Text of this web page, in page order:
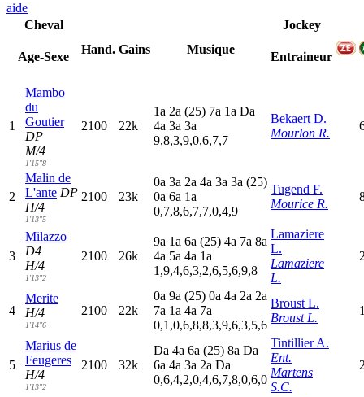
aide
Cheval
Age-Sexe
Hand. Gains Musique
Jockey
Entraineur
1
Mambo
du
Goutier
DP
M/4
1'15"8
2100 22k
1a 2a (25) 7a 1a Da
4a 3a 3a
9,8,3,9,0,6,7,7
Bekaert D.
Mourlon R.
2
Malin de
L'ante DP
H/4
1'13"5
2100 23k
0a 3a 2a 4a 3a 3a (25)
0a 6a 1a
0,7,8,6,7,7,0,4,9
Tugend F.
Mourice R.
3
Milazzo
D4
H/4
1'13"2
2100 26k
9a 1a 6a (25) 4a 7a 8a
4a 5a 4a 1a
1,9,4,6,3,2,6,5,6,9,8
Lamaziere
L.
Lamaziere
L.
4
Merite
H/4
1'14"6
2100 22k
0a 9a (25) 0a 4a 2a 2a
7a 1a 4a 7a
0,1,0,6,8,8,3,9,6,3,5,6
Broust L.
Broust L.
5
Marius de
Feugeres
H/4
1'13"2
2100 32k
Da 4a 6a (25) 8a Da
6a 4a 3a 2a Da
0,6,4,2,0,4,6,7,8,0,6,0
Tintillier A.
Ent.
Martens
S.C.